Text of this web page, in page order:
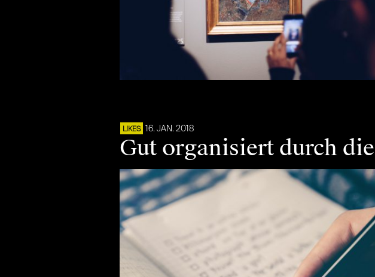
LIKES 16. JAN. 2018
Gut organisiert durch